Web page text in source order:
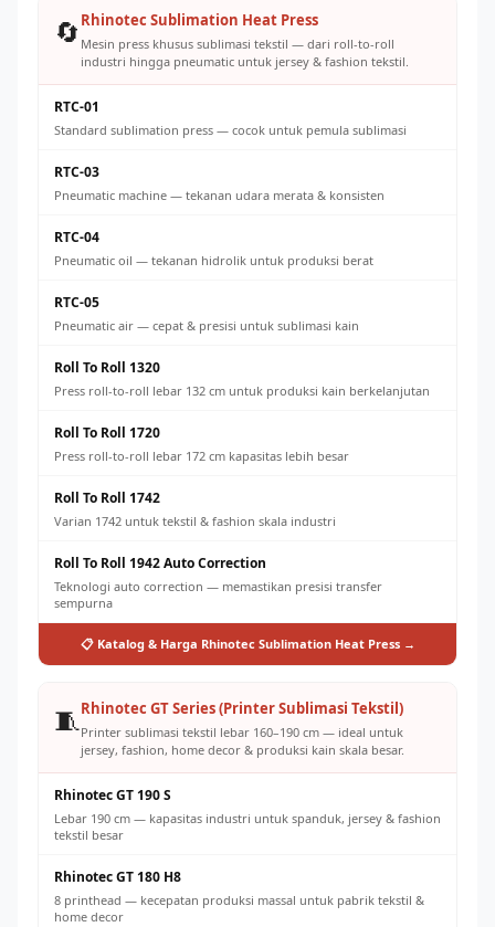
🔄 Rhinotec Sublimation Heat Press
Mesin press khusus sublimasi tekstil — dari roll-to-roll
industri hingga pneumatic untuk jersey & fashion tekstil.
RTC-01
Standard sublimation press — cocok untuk pemula sublimasi
RTC-03
Pneumatic machine — tekanan udara merata & konsisten
RTC-04
Pneumatic oil — tekanan hidrolik untuk produksi berat
RTC-05
Pneumatic air — cepat & presisi untuk sublimasi kain
Roll To Roll 1320
Press roll-to-roll lebar 132 cm untuk produksi kain berkelanjutan
Roll To Roll 1720
Press roll-to-roll lebar 172 cm kapasitas lebih besar
Roll To Roll 1742
Varian 1742 untuk tekstil & fashion skala industri
Roll To Roll 1942 Auto Correction
Teknologi auto correction — memastikan presisi transfer
sempurna
📋 Katalog & Harga Rhinotec Sublimation Heat Press →
🧵Rhinotec GT Series (Printer Sublimasi Tekstil)
Printer sublimasi tekstil lebar 160–190 cm — ideal untuk
jersey, fashion, home decor & produksi kain skala besar.
Rhinotec GT 190 S
Lebar 190 cm — kapasitas industri untuk spanduk, jersey & fashion
tekstil besar
Rhinotec GT 180 H8
8 printhead — kecepatan produksi massal untuk pabrik tekstil &
home decor